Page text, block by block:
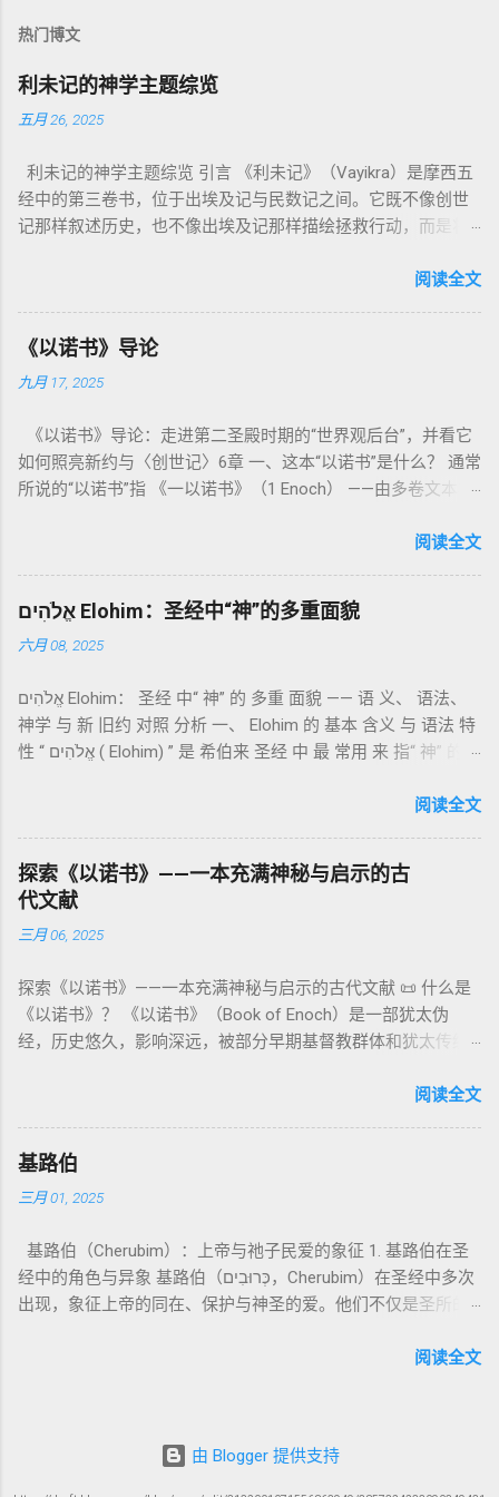
热门博文
利未记的神学主题综览
五月 26, 2025
利未记的神学主题综览 引言 《利未记》（Vayikra）是摩西五
经中的第三卷书，位于出埃及记与民数记之间。它既不像创世
记那样叙述历史，也不像出埃及记那样描绘拯救行动，而是将
内容看似仪式化，《利未记》却揭示了 神的临在如何规范人类
为我耶和华你们的神是圣洁的。”（利未记19:2） 这节经文构成
整卷书的中心神学。希伯来文“קָדוֹשׁ”（kadosh）不仅意味着道
德上的圣洁，更意味着“分别出来”、“归属于神”。 《利未记》教
中活出“圣洁”。圣洁不仅是内心态度，更是生活方式。 二、献
祭制度：与神相交的通道 前七章详细描述五种祭： 燔祭
（olah）：全然献上，象征奉献与赎罪； 素祭 （minchah）：
团契的象征； 赎罪祭 （chatat）：针对无意之罪的遮盖； 赎愆
祭 （asham）：针对特定罪行的赔偿与赎回。 这些制度不是单
纯宗教仪式，而是 神提供给罪人恢复关系的方式 。 希伯来文
祂的子民得洁净并维系同在。 三、祭司制度与敬拜秩序 亚伦与
记》强调他们的洁净、服饰、行为都必须与神的圣洁相称。 祭
司是 圣所的看守者、律法的教导者与百姓的代求者 。他们的失
败（如拿答与亚比户擅献凡火）立刻带来神的审判（利10
限 第11–15章讲述关于食物、疾病（如大麻风）、体液等“洁净
与不洁”的律例。其目的不是为了迷信或隔离，而是建立 圣洁与
秩序感 ，帮助以色列人活在神的同在中。 “洁净”不是等同于“无
罪”，而是不妨碍与神交往的状态。圣所是神居住之地，进入必
16章描述每年一次的“赎罪日”（Yom Kippur），大祭司进入至
圣所，用血为圣所与百姓遮罪。 这是整卷《利未记》的神学中
心： 神愿意居住在人中间； 罪必须被遮盖才能维持这同在；
神主动提供遮罪之道（两个祭牲，特别是“为耶和华”的与“归于
亚撒泻勒”的）。 这预表...
阅读全文
《以诺书》导论
九月 17, 2025
《以诺书》导论：走进第二圣殿时期的“世界观后台”，并看它
如何照亮新约与〈创世记〉6章 一、这本“以诺书”是什么？ 通常
所说的“以诺书”指 《一以诺书》（1 Enoch） ——由多卷文本构
世纪），虽不在犹太/基督教主流正典之内（ 埃塞俄比亚正教
吉兹语（埃塞俄比亚语） 保存， 死海古卷 出土了多份 阿拉姆
语 残卷，另有 希腊文 片段，显示其广泛流传。 《一以诺书》
大体由五部分组成（作者与年代各异）： 《守望者之书》（1–
通婚、巨人（尼非利人）的出现，以及神对其囚禁与审判。
《比喻/相似喻之书》（37–71） ：频繁出现“ 那位人子/拣选
者/义者 ”，刻画末世审判与王权。 《天文之书》（72–82） ：
：以异象回顾以色列史并预示末世。 《以诺书信》（91–108）
：智慧训诫、“祸哉”、义人与恶人的结局等。 提示：另有《二
以诺书》（斯拉夫文）与《三以诺书》（希伯来文），属更晚
期以诺传统，不等同于《一以诺书》。 二、为什么重要？——
呼应 犹大书14–15 几乎逐字引 1 Enoch 1:9（“主带着千万圣者
的“深渊囚禁”叙事共振。 彼后2:4 用“ 他他路斯 （Tartarus）”指
天使囚禁之所，贴近以诺传统语境。 福音书/启示录 中的“ 人子
来临与天使同来、坐在荣耀宝座审判列国 ”（太24–25；启1、
观 ：以诺将“巨人之灵”为游行污灵的渊源学解释，补给了新约
驱魔叙事背后的“灵界词库”（可1、路8；亦参弗6:12“执政掌
权”）。 阴间与审判意象 ：Sheol 的分区、册卷与火刑等图像，
：以诺传统对压迫者的“祸哉”，与 雅各书 对不义富者的警告
（雅5）形成呼应。 ...
阅读全文
אֱלֹהִים Elohim：圣经中“神”的多重面貌
六月 08, 2025
אֱלֹהִים Elohim： 圣经 中“ 神” 的 多重 面貌 —— 语 义、 语法、
神学 与 新 旧约 对照 分析 一、 Elohim 的 基本 含义 与 语法 特
性 “ אֱלֹהִים ( Elohim) ” 是 希伯来 圣经 中 最 常用 来 指“ 神” 的
者”。 ✦ 语法 现象： Elohim 是 一个 复数 形式 （“- im” 后
世 记 1: 1）； 在 其他 语 境 中也 可 用于 复数 意义， 如 指 多
神、 属 灵 存在、 审判 官 等； 因此， 需 借助 上下文 判断 语
义 和 神学 定位 。 二、 希伯来 圣经 中 Elohim 的 主要 用法 与
示例 分类 类型 用法 说明 示例 经文 含义 1. 真神 指 以色列 的
所 崇拜 的 神祇 出 20: 3 假 神/ 偶像（ gods） 3. 属 灵 存在
神 的 众 子、 天使、 神圣 议会 成员 诗 82: 1, 申 32: 8– 9
神圣 存在（ divine beings） 4. 法官 被 委托 施行 神 审判者 出
权 代表 受托 执行 神 旨意 的 人（ 如 摩西） 出 7: 1 神 的 代言
人（ divine proxy） 6. 强调 威严 复数 形式 强调 尊贵 超自然 的
显现 撒 上 28: 13 灵界 显现 或 尊称（ majestic plural） 三、
בְּרֵאשִׁית בָּרָא אֱלֹהִים...” “ 起初， 神（ Elohim） 创造 天地。” 尽
语法 结构 显示 这 是在 强调 一位 ...
阅读全文
探索《以诺书》——一本充满神秘与启示的古
代文献
三月 06, 2025
探索《以诺书》——一本充满神秘与启示的古代文献 📜 什么是
《以诺书》？ 《以诺书》（Book of Enoch）是一部犹太伪
经，历史悠久，影响深远，被部分早期基督教群体和犹太传统
的曾祖父——的名义写成，包含大量关于天使、堕落、审判和弥
行，神将他取去，他就不在世了。” 这一神秘的记载激发了后世
关于以诺与神的关系、天国奥秘的丰富想象。《以诺书》便是
这种想象的结晶。 📖《以诺书》的主要内容 《以诺书》并非一
之书》（1 Enoch 1-36） 讲述堕落天使（守望者，Watchers）
如何违背神的命令，与人类女子结合，生下巨人（Nephilim）。
这些天使教授人类各种知识，如金属锻造、药草使用和占星
洪水洁净世界。 这一描述与《创世记 6:1-4》的“神的众子”相呼
子看见人的女子美貌，就随意挑选，娶来为妻。他们与女子交
合后，生下了伟人（Nephilim），那时候的伟人就是古时英武有
阅读全文
基路伯
三月 01, 2025
基路伯（Cherubim）：上帝与祂子民爱的象征 1. 基路伯在圣
经中的角色与异象 基路伯（כְּרוּבִים，Cherubim）在圣经中多次
出现，象征上帝的同在、保护与神圣的爱。他们不仅是圣所的
护者 在《创世记》3:24中，基路伯首次出现，被安置在伊甸园
入伊甸园。这象征着罪的阻隔，也反映出人类与神分离后的失
落。 （2）会幕与圣殿中的基路伯 在《出埃及记》25:18-22，
阅读全文
由 Blogger 提供支持